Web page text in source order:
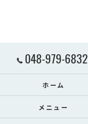
048-979-6832
ホーム
メニュー